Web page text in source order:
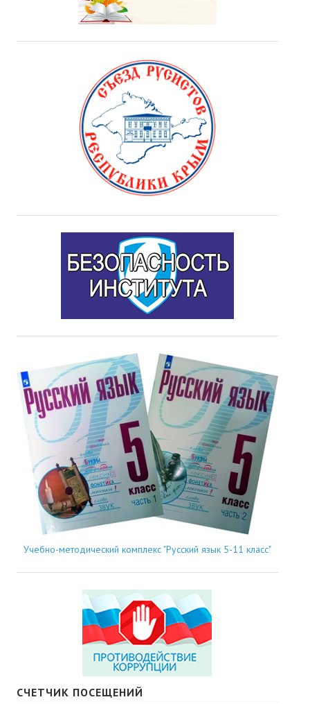
Учебно-методический комплекс "Русский язык 5-11 класс"
СЧЕТЧИК ПОСЕЩЕНИЙ